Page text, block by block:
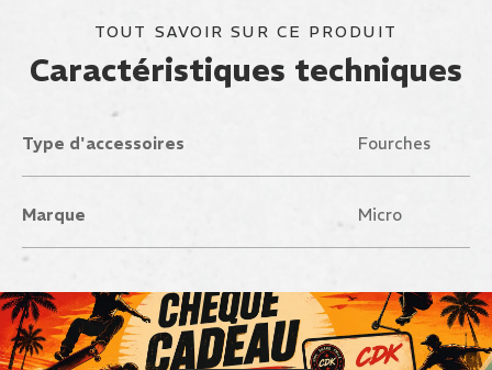
TOUT SAVOIR SUR CE PRODUIT
Caractéristiques techniques
Type d'accessoires Fourches
Marque Micro